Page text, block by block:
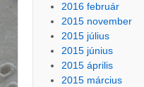
2016 február
2015 november
2015 július
2015 június
2015 április
2015 március